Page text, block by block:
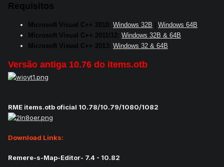
Requisitos
Microsoft Visual C++ 2010: Windows 32B | Windows 64B
Microsoft Visual C++ 2011/12: Windows 32B & 64B
Microsoft Visual C++ 2013: Windows 32 & 64B
Versão antiga 10.76 do items.otb
RME items.otb oficial 10.78/10.79/1080/1082
Download Links:
Remere-s-Map-Editor- 7.4 - 10.82